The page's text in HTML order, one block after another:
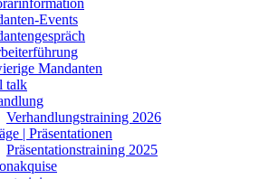
Events
Mandanten
talk
Verhandlungstraining 2026
| Präsentationen
Präsentationstraining 2025